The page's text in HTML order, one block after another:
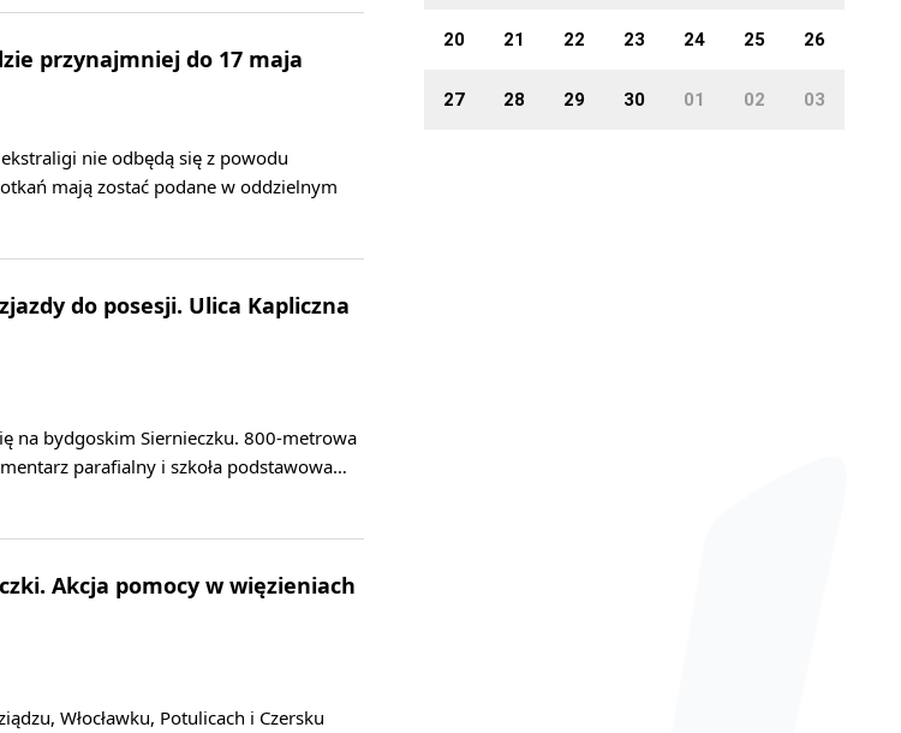
przynajmniej do 17 maja
nie odbędą się z powodu
mają zostać podane w oddzielnym
do posesji. Ulica Kapliczna
na bydgoskim Siernieczku. 800-metrowa
parafialny i szkoła podstawowa…
Akcja pomocy w więzieniach
Włocławku, Potulicach i Czersku
20 21 22 23 24 25 26
27 28 29 30 01 02 03